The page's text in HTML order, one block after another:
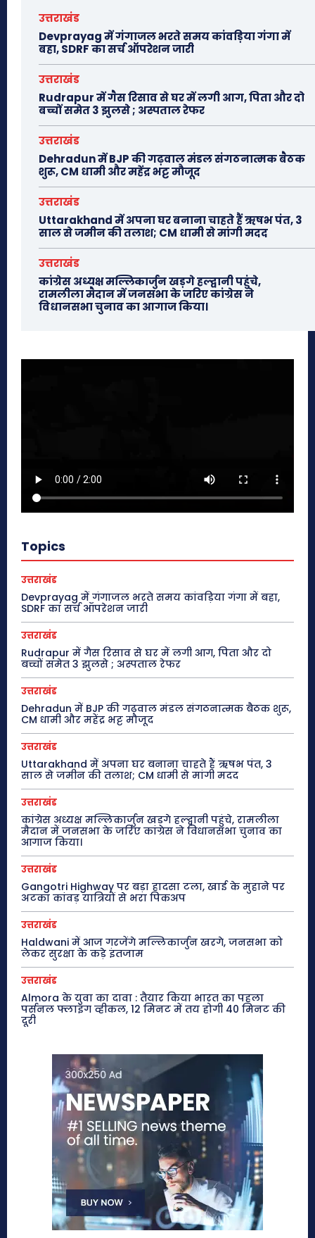
उत्तराखंड
Devprayag में गंगाजल भरते समय कांवड़िया गंगा में
बहा, SDRF का सर्च ऑपरेशन जारी
उत्तराखंड
Rudrapur में गैस रिसाव से घर में लगी आग, पिता और दो
बच्चों समेत 3 झुलसे ; अस्पताल रेफर
उत्तराखंड
Dehradun में BJP की गढ़वाल मंडल संगठनात्मक बैठक
शुरू, CM धामी और महेंद्र भट्ट मौजूद
उत्तराखंड
Uttarakhand में अपना घर बनाना चाहते हैं ऋषभ पंत, 3
साल से जमीन की तलाश; CM धामी से मांगी मदद
उत्तराखंड
कांग्रेस अध्यक्ष मल्लिकार्जुन खड़गे हल्द्वानी पहुंचे,
रामलीला मैदान में जनसभा के जरिए कांग्रेस ने
विधानसभा चुनाव का आगाज किया।
Topics
उत्तराखंड
Devprayag में गंगाजल भरते समय कांवड़िया गंगा में बहा,
SDRF का सर्च ऑपरेशन जारी
उत्तराखंड
Rudrapur में गैस रिसाव से घर में लगी आग, पिता और दो
बच्चों समेत 3 झुलसे ; अस्पताल रेफर
उत्तराखंड
Dehradun में BJP की गढ़वाल मंडल संगठनात्मक बैठक शुरू,
CM धामी और महेंद्र भट्ट मौजूद
उत्तराखंड
Uttarakhand में अपना घर बनाना चाहते हैं ऋषभ पंत, 3
साल से जमीन की तलाश; CM धामी से मांगी मदद
उत्तराखंड
कांग्रेस अध्यक्ष मल्लिकार्जुन खड़गे हल्द्वानी पहुंचे, रामलीला
मैदान में जनसभा के जरिए कांग्रेस ने विधानसभा चुनाव का
आगाज किया।
उत्तराखंड
Gangotri Highway पर बड़ा हादसा टला, खाई के मुहाने पर
अटका कांवड़ यात्रियों से भरा पिकअप
उत्तराखंड
Haldwani में आज गरजेंगे मल्लिकार्जुन खरगे, जनसभा को
लेकर सुरक्षा के कड़े इंतजाम
उत्तराखंड
Almora के युवा का दावा : तैयार किया भारत का पहला
पर्सनल फ्लाइंग व्हीकल, 12 मिनट में तय होगी 40 मिनट की
दूरी